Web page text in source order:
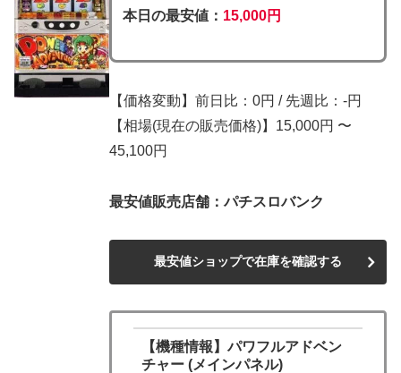
本日の最安値： 15,000円
【価格変動】前日比：0円 / 先週比：-円
【相場(現在の販売価格)】15,000円 〜
45,100円
最安値販売店舗：パチスロバンク
最安値ショップで在庫を確認する
【機種情報】パワフルアドベン
チャー (メインパネル)